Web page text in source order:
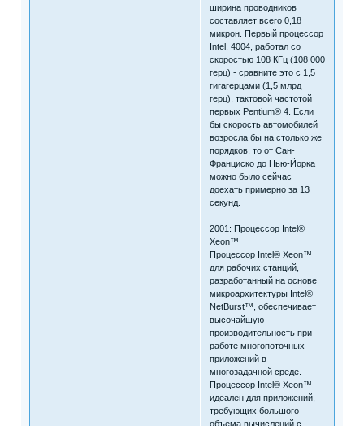
ширина проводников
составляет всего 0,18
микрон. Первый процессор
Intel, 4004, работал со
скоростью 108 КГц (108 000
герц) - сравните это с 1,5
гигагерцами (1,5 млрд
герц), тактовой частотой
первых Pentium® 4. Если
бы скорость автомобилей
возросла бы на столько же
порядков, то от Сан-
Франциско до Нью-Йорка
можно было сейчас
доехать примерно за 13
секунд.
2001: Процессор Intel®
Xeon™
Процессор Intel® Xeon™
для рабочих станций,
разработанный на основе
микроархитектуры Intel®
NetBurst™, обеспечивает
высочайшую
производительность при
работе многопоточных
приложений в
многозадачной среде.
Процессор Intel® Xeon™
идеален для приложений,
требующих большого
объема вычислений с